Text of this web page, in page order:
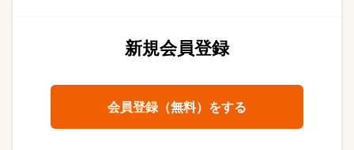
新規会員登録
会員登録（無料）をする